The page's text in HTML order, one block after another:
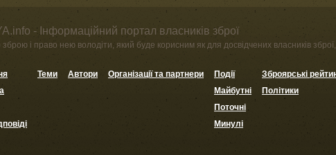
- Інформаційний портал власників зброї
і право нею володіти, який буде корисним як для досвідчених власників зброї,
Теми Автори Організації та партнери
Події
Майбутні
Поточні
Минулі
Зброярські
Політики